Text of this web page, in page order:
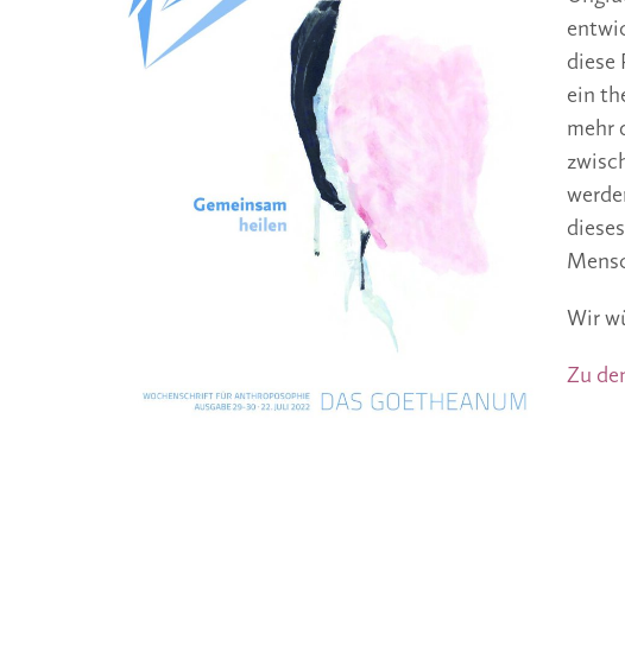
diese
ein
mehr
Wir
Zu